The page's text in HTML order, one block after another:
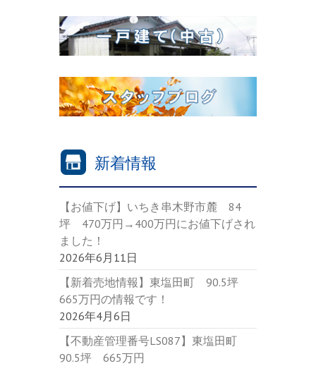
新着情報
【お値下げ】いちき串木野市麓 84
坪 470万円→400万円にお値下げされ
ました！
2026年6月11日
【新着売地情報】東塩田町 90.5坪
665万円の情報です！
2026年4月6日
【不動産管理番号LS087】東塩田町
90.5坪 665万円